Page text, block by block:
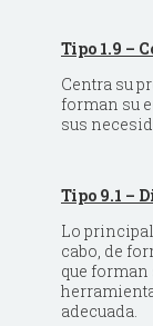
Tipo 1.9 –
Centra su
forman su
sus
Tipo 9.1 –
Lo
cabo, de
que forman
adecuada.